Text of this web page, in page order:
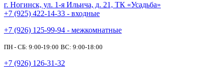
г. Ногинск, ул. 1-я Ильича, д. 21, ТК «Усадьба»
+7 (925) 422-14-33 - входные
+7 (926) 125-99-94 - межкомнатные
ПН - СБ: 9:00-19:00 ВС: 9:00-18:00
+7 (926) 126-31-32